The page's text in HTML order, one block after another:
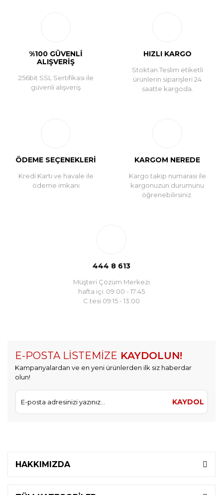
%100 GÜVENLİ
ALIŞVERİŞ
256bit SSL Sertifikası ile
güvenli alışveriş
HIZLI KARGO
Stoktan Teslim etiketli
ürünlerin siparişleri 24
saatte kargoda.
ÖDEME SEÇENEKLERİ
Kredi Kartı ve havale ile
ödeme imkanı
KARGOM NEREDE
Kargo takip numarası ile
kargonuzun durumunu
öğrenebilirsiniz.
444 8 613
Müşteri Çözüm Merkezi
hafta içi: 09:00 - 17:45
C.tesi 09:15 - 13:00
E-POSTA LİSTEMİZE KAYDOLUN!
Kampanyalardan ve en yeni ürünlerden ilk siz haberdar
olun!
KAYDOL
HAKKIMIZDA